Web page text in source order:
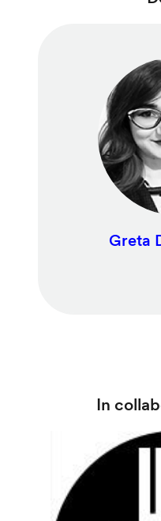
Greta
In